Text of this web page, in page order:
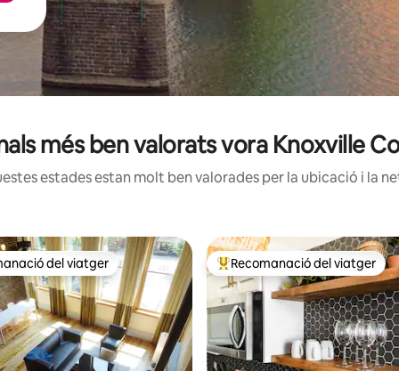
més ben valorats vora Knoxville
estades estan molt ben valorades per la ubicació i la
recomanacions dels viatgers
del viatger Principals recomanacions dels
Recomanació del viatger